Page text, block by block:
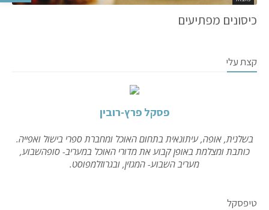
כיסונים מפתיעים
קצת עלי
פסקל פרץ-רובין
בשלנית, אופה, עיתונאית בתחום האוכל ומחברת ספרי בישול ואפייה.
כותבת ומצלמת באופן קבוע את מדורי האוכל במעריב- סופהשבוע,
מעריב השבוע- המגזין, ובגרוזלמפוסט.
טיפסקל